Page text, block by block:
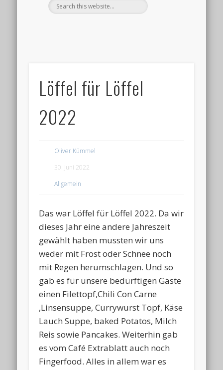
Löffel für Löffel
2022
Oliver Kümmel
30. Juni 2022
Allgemein
Das war Löffel für Löffel 2022. Da wir
dieses Jahr eine andere Jahreszeit
gewählt haben mussten wir uns
weder mit Frost oder Schnee noch
mit Regen herumschlagen. Und so
gab es für unsere bedürftigen Gäste
einen Filettopf,Chili Con Carne
,Linsensuppe, Currywurst Topf, Käse
Lauch Suppe, baked Potatos, Milch
Reis sowie Pancakes. Weiterhin gab
es vom Café Extrablatt auch noch
Fingerfood. Alles in allem war es